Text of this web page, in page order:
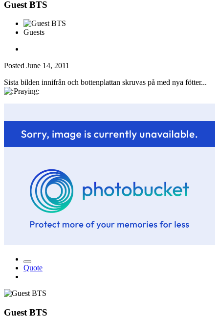
Guest BTS
Guests
Posted June 14, 2011
Sista bilden innifrån och bottenplattan skruvas på med nya fötter...
Quote
Guest BTS